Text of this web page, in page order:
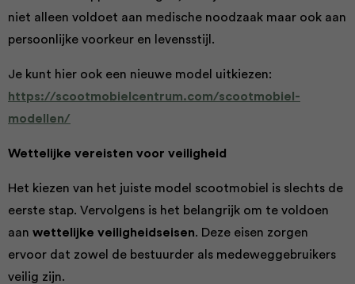
niet alleen voldoet aan medische noodzaak maar ook aan
persoonlijke voorkeur en levensstijl.
Je kunt hier ook een nieuwe model uitkiezen:
https://scootmobielcentrum.com/scootmobiel-
modellen/
Wettelijke vereisten voor veiligheid
Het kiezen van het juiste model scootmobiel is slechts de
eerste stap. Vervolgens is het belangrijk om te voldoen
aan wettelijke veiligheidseisen. Deze eisen zorgen
ervoor dat zowel de bestuurder als medeweggebruikers
veilig zijn.